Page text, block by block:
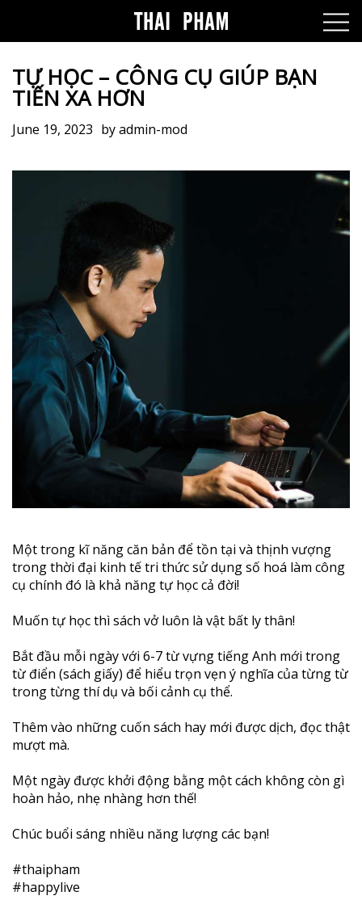
TỰ HỌC – CÔNG CỤ GIÚP BẠN
TIẾN XA HƠN
June 19, 2023 byadmin-mod
Một trong kĩ năng căn bản để tồn tại và thịnh vượng
trong thời đại kinh tế tri thức sử dụng số hoá làm công
cụ chính đó là khả năng tự học cả đời!
Muốn tự học thì sách vở luôn là vật bất ly thân!
Bắt đầu mỗi ngày với 6-7 từ vựng tiếng Anh mới trong
từ điển (sách giấy) để hiểu trọn vẹn ý nghĩa của từng từ
trong từng thí dụ và bối cảnh cụ thể.
Thêm vào những cuốn sách hay mới được dịch, đọc thật
mượt mà.
Một ngày được khởi động bằng một cách không còn gì
hoàn hảo, nhẹ nhàng hơn thế!
Chúc buổi sáng nhiều năng lượng các bạn!
#thaipham
#happylive